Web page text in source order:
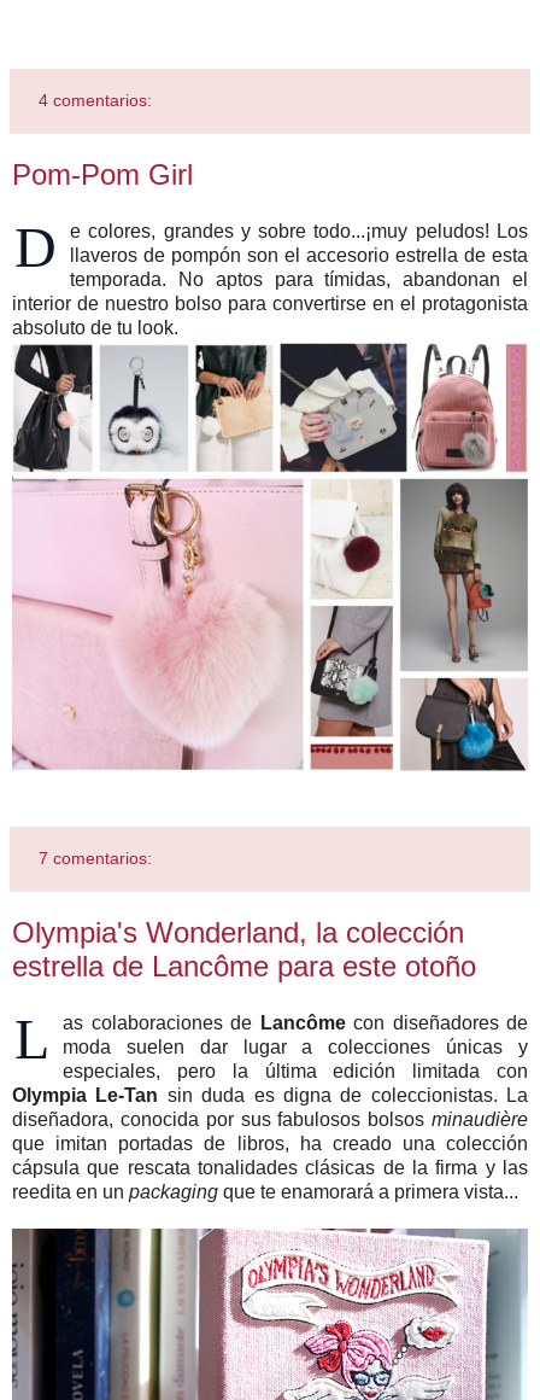
4 comentarios:
Pom-Pom Girl
D
e colores, grandes y sobre todo...¡muy peludos! Los
llaveros de pompón son el accesorio estrella de esta
temporada. No aptos para tímidas, abandonan el
interior de nuestro bolso para convertirse en el protagonista
absoluto de tu look.
7 comentarios:
Olympia's Wonderland, la colección
estrella de Lancôme para este otoño
L as colaboraciones de Lancômecon diseñadores de
moda suelen dar lugar a colecciones únicas y
especiales, pero la última edición limitada con
Olympia Le-Tan sin duda es digna de coleccionistas. La
diseñadora, conocida por sus fabulosos bolsos minaudière
que imitan portadas de libros, ha creado una colección
cápsula que rescata tonalidades clásicas de la firma y las
reedita en un packaging que te enamorará a primera vista...